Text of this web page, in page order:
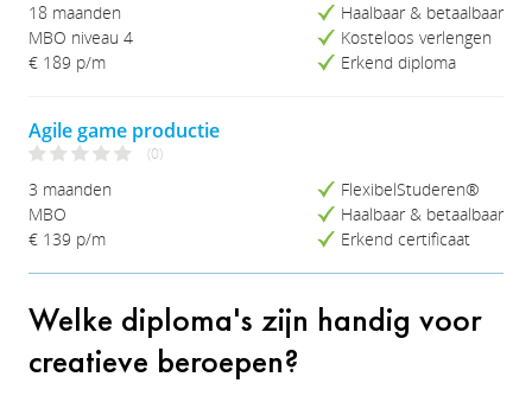
Prijs (Hoog-Laag)
Studieduur (Kort-Lang)
Studieduur (Lang-Kort)
18 maanden
MBO niveau 4
€ 189 p/m
Haalbaar & betaalbaar
Kosteloos verlengen
Erkend diploma
Agile game productie
(0)
3 maanden
MBO
€ 139 p/m
FlexibelStuderen®
Haalbaar & betaalbaar
Erkend certificaat
Welke diploma's zijn handig voor
creatieve beroepen?